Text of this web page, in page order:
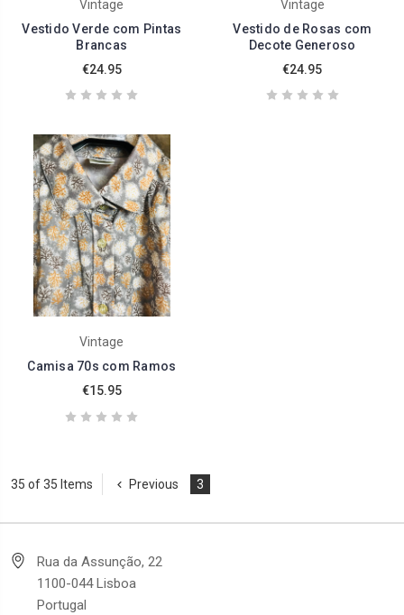
Vintage
Vestido Verde com Pintas
Brancas
€24.95
Vintage
Vestido de Rosas com
Decote Generoso
€24.95
Vintage
Camisa 70s com Ramos
€15.95
35 of 35 Items Previous 3
Rua da Assunção, 22
1100-044 Lisboa
Portugal